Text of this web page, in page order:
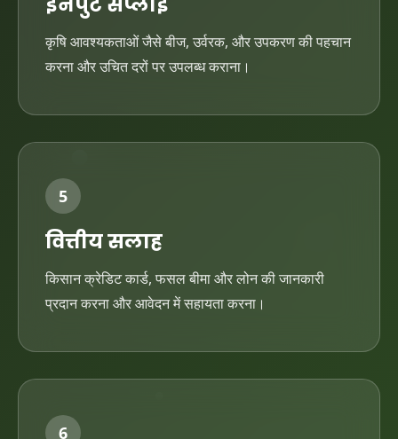
कृषि आवश्यकताओं जैसे बीज, उर्वरक, और उपकरण की पहचान
करना और उचित दरों पर उपलब्ध कराना।
5
वित्तीय सलाह
किसान क्रेडिट कार्ड, फसल बीमा और लोन की जानकारी
प्रदान करना और आवेदन में सहायता करना।
6